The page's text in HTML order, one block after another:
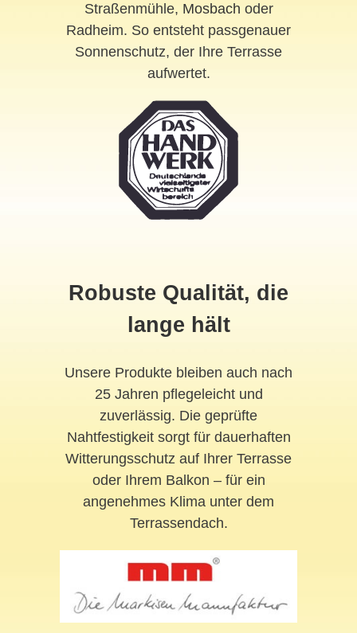
Straßenmühle, Mosbach oder
Radheim. So entsteht passgenauer
Sonnenschutz, der Ihre Terrasse
aufwertet.
Robuste Qualität, die
lange hält
Unsere Produkte bleiben auch nach
25 Jahren pflegeleicht und
zuverlässig. Die geprüfte
Nahtfestigkeit sorgt für dauerhaften
Witterungsschutz auf Ihrer Terrasse
oder Ihrem Balkon – für ein
angenehmes Klima unter dem
Terrassendach.